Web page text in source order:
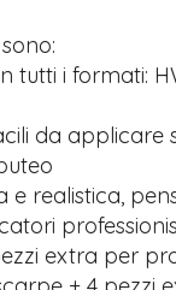
i formati:
da applicare
e realistica,
extra per